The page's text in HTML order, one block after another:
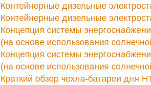
Контейнерные дизельные
Контейнерные дизельные
Концепция системы
(на основе использования
Концепция системы
(на основе использования
Краткий обзор чехла-батареи для